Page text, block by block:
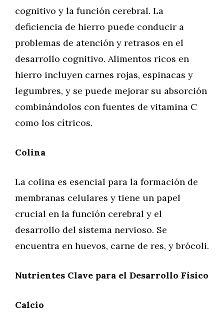
cognitivo y la función cerebral. La
deficiencia de hierro puede conducir a
problemas de atención y retrasos en el
desarrollo cognitivo. Alimentos ricos en
hierro incluyen carnes rojas, espinacas y
legumbres, y se puede mejorar su absorción
combinándolos con fuentes de vitamina C
como los cítricos.
Colina
La colina es esencial para la formación de
membranas celulares y tiene un papel
crucial en la función cerebral y el
desarrollo del sistema nervioso. Se
encuentra en huevos, carne de res, y brócoli.
Nutrientes Clave para el Desarrollo Físico
Calcio